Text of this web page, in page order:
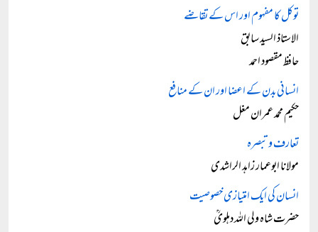
توکل کا مفہوم اور اس کے تقاضے
الاستاذ السید سابق
حافظ مقصود احمد
انسانی بدن کے اعضا اور ان کے منافع
حکیم محمد عمران مغل
تعارف و تبصرہ
مولانا ابوعمار زاہد الراشدی
انسان کی ایک امتیازی خصوصیت
حضرت شاہ ولی اللہ دہلویؒ